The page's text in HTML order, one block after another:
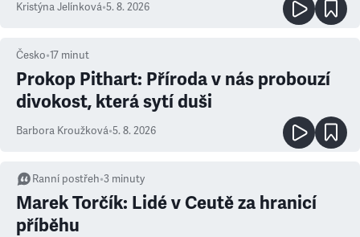
Kristýna Jelínková•5. 8. 2026
Česko•17 minut
Prokop Pithart: Příroda v nás probouzí
divokost, která sytí duši
Barbora Kroužková•5. 8. 2026
Ranní postřeh•3 minuty
Marek Torčík: Lidé v Ceutě za hranicí
příběhu